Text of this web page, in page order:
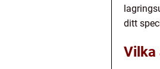
ditt
Vilka